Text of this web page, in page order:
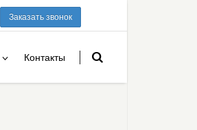
Заказать звонок
Контакты